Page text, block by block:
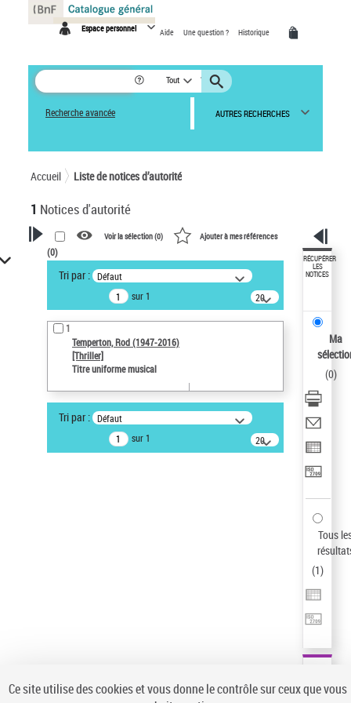
Espace personnel Aide Une question ? Historique
Tout
Recherche avancée AUTRES RECHERCHES
Accueil Liste de notices d’autorité
1 Notices d'autorité
VOTRE RECHERCHE
Recherche avancée dans les
notices d’autorité
Œuvres liées à l'auteur :
Temperton, Rod (1947-2016)
Type de notice d'autorité
Voir la sélection (0) Ajouter à mes références
(0)
Tri par : Défaut
sur 1
20
résultats/page
1
Temperton, Rod (1947-2016)
[Thriller]
Titre uniforme musical
Tri par : Défaut
sur 1
20
résultats/page
RÉCUPÉRER
LES
NOTICES
Ma
(0)
Tous
(1)
Panneau de gestion des cookies
Ce site utilise des cookies et vous donne le contrôle sur ceux que vous